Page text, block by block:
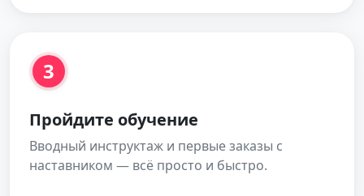
3
Пройдите обучение
Вводный инструктаж и первые заказы с
наставником — всё просто и быстро.